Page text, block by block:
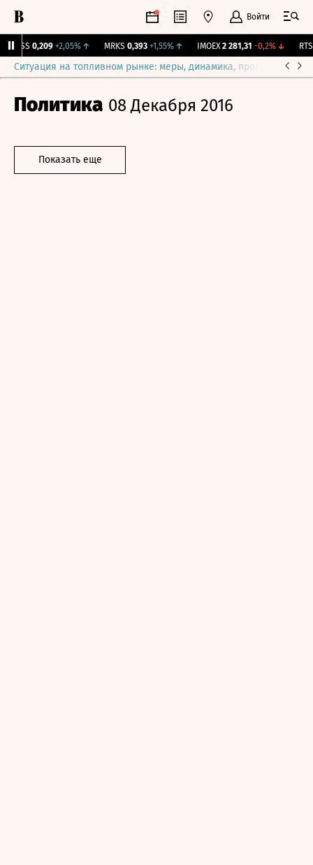
Войти
0,209 +2,05%↑ MRKS 0,393 +1,55%↑ IMOEX 2 281,31 -0,2%↓ RTSI
Ситуация на топливном рынке: меры, динамика, прогнозы
Политика 08 Декабря 2016
Показать еще